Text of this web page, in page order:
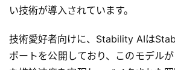
ラ
ウ
ド
い技術が導入されています。
技術愛好者向けに、Stability AIは
ポートを公開しており、このモデル